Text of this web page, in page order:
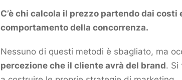
C’è chi calcola il prezzo partendo dai
comportamento della concorrenza.
Nessuno di questi metodi è sbagliato, ma
percezione che il cliente avrà del brand. Si